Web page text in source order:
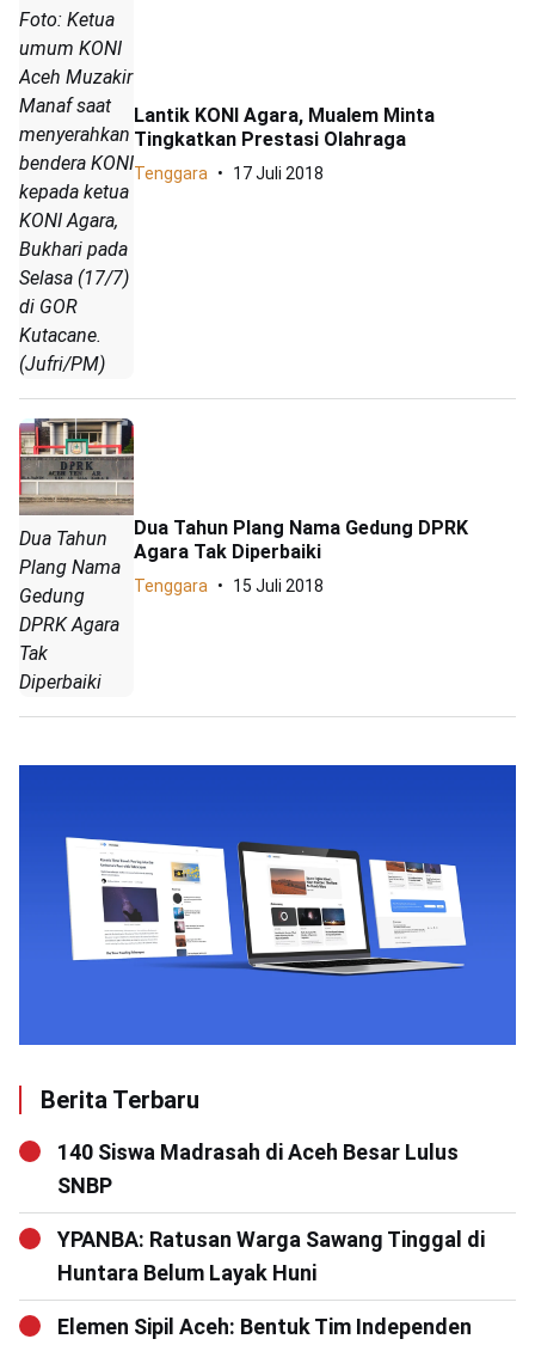
Foto: Ketua
umum KONI
Aceh Muzakir
Manaf saat
menyerahkan
bendera KONI
kepada ketua
KONI Agara,
Bukhari pada
Selasa (17/7)
di GOR
Kutacane.
(Jufri/PM)
Lantik KONI Agara, Mualem Minta
Tingkatkan Prestasi Olahraga
Tenggara 17 Juli 2018
Dua Tahun
Plang Nama
Gedung
DPRK Agara
Tak
Diperbaiki
Dua Tahun Plang Nama Gedung DPRK
Agara Tak Diperbaiki
Tenggara 15 Juli 2018
Berita Terbaru
140 Siswa Madrasah di Aceh Besar Lulus
SNBP
YPANBA: Ratusan Warga Sawang Tinggal di
Huntara Belum Layak Huni
Elemen Sipil Aceh: Bentuk Tim Independen